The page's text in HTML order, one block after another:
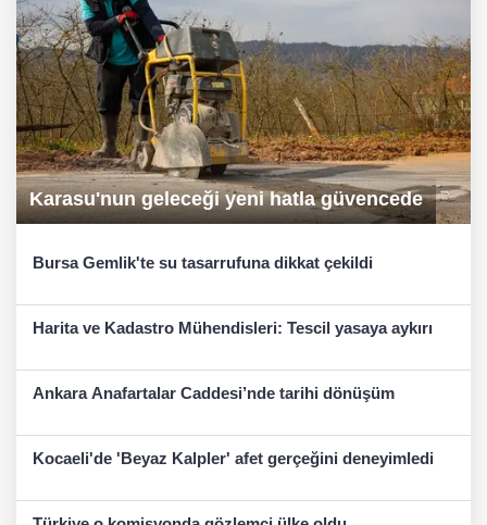
Karasu'nun geleceği yeni hatla güvencede
Bursa Gemlik'te su tasarrufuna dikkat çekildi
Harita ve Kadastro Mühendisleri: Tescil yasaya aykırı
Ankara Anafartalar Caddesi’nde tarihi dönüşüm
Kocaeli'de 'Beyaz Kalpler' afet gerçeğini deneyimledi